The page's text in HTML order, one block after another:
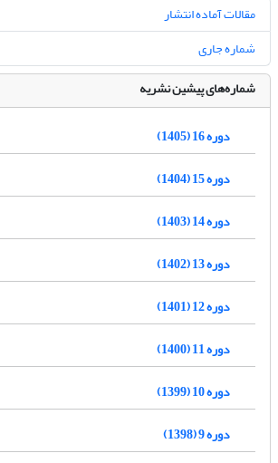
مقالات آماده انتشار
شماره جاری
شماره‌های پیشین نشریه
دوره 16 (1405)
دوره 15 (1404)
دوره 14 (1403)
دوره 13 (1402)
دوره 12 (1401)
دوره 11 (1400)
دوره 10 (1399)
دوره 9 (1398)